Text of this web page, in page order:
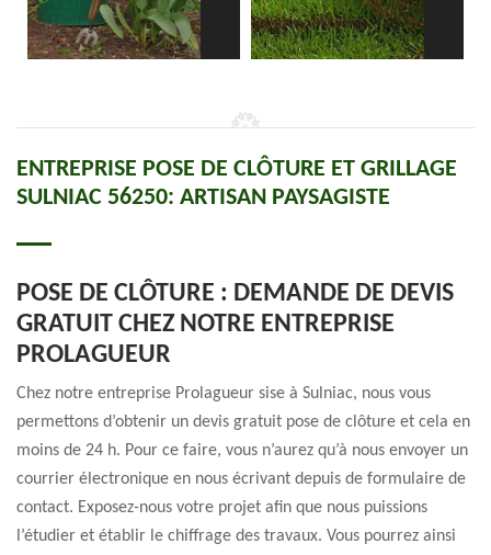
ENTREPRISE POSE DE CLÔTURE ET GRILLAGE
SULNIAC 56250: ARTISAN PAYSAGISTE
POSE DE CLÔTURE : DEMANDE DE DEVIS
GRATUIT CHEZ NOTRE ENTREPRISE
PROLAGUEUR
Chez notre entreprise Prolagueur sise à Sulniac, nous vous
permettons d’obtenir un devis gratuit pose de clôture et cela en
moins de 24 h. Pour ce faire, vous n’aurez qu’à nous envoyer un
courrier électronique en nous écrivant depuis de formulaire de
contact. Exposez-nous votre projet afin que nous puissions
l’étudier et établir le chiffrage des travaux. Vous pourrez ainsi